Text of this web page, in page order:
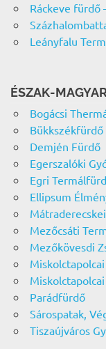
Ráckeve fürdő
Leányfalu
ÉSZAK-
Bogácsi
Demjén Fürdő
Egerszalóki
Egri
Ellipsum
Mezőcsáti
Mezőkövesdi
Parádfürdő
Sárospatak,
Tiszaújváros